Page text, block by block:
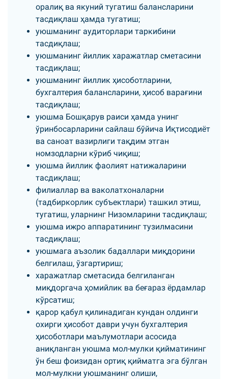
оралиқ ва якуний тугатиш балансларини
тасдиқлаш ҳамда тугатиш;
уюшманинг аудиторлари таркибини
тасдиқлаш;
уюшманинг йиллик харажатлар сметасини
тасдиқлаш;
уюшманинг йиллик ҳисоботларини,
бухгалтерия балансларини, ҳисоб варағини
тасдиқлаш;
уюшма Бошқарув раиси ҳамда унинг
ўринбосарларини сайлаш бўйича Иқтисодиёт
ва саноат вазирлиги тақдим этган
номзодларни кўриб чиқиш;
уюшма йиллик фаолият натижаларини
тасдиқлаш;
филиаллар ва ваколатхоналарни
(тадбиркорлик субъектлари) ташкил этиш,
тугатиш, уларнинг Низомларини тасдиқлаш;
уюшма ижро аппаратининг тузилмасини
тасдиқлаш;
уюшмага аъзолик бадаллари миқдорини
белгилаш, ўзгартириш;
харажатлар сметасида белгиланган
миқдоргача ҳомийлик ва беғараз ёрдамлар
кўрсатиш;
қарор қабул қилинадиган кундан олдинги
охирги ҳисобот даври учун бухгалтерия
ҳисоботлари маълумотлари асосида
аниқланган уюшма мол-мулки қийматининг
ўн беш фоизидан ортиқ қийматга эга бўлган
мол-мулкни уюшманинг олиши,